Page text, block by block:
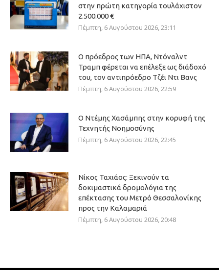
στην πρώτη κατηγορία τουλάχιστον
2.500.000 €
Πέμπτη, 6 Αυγούστου 2026, 23:11
Ο πρόεδρος των ΗΠΑ, Ντόναλντ
Τραμπ φέρεται να επέλεξε ως διάδοχό
του, τον αντιπρόεδρο Τζέι Ντι Βανς
Πέμπτη, 6 Αυγούστου 2026, 22:59
Ο Ντέμης Χασάμπης στην κορυφή της
Τεχνητής Νοημοσύνης
Πέμπτη, 6 Αυγούστου 2026, 22:45
Νίκος Ταχιάος: Ξεκινούν τα
δοκιμαστικά δρομολόγια της
επέκτασης του Μετρό Θεσσαλονίκης
προς την Καλαμαριά
Πέμπτη, 6 Αυγούστου 2026, 20:48